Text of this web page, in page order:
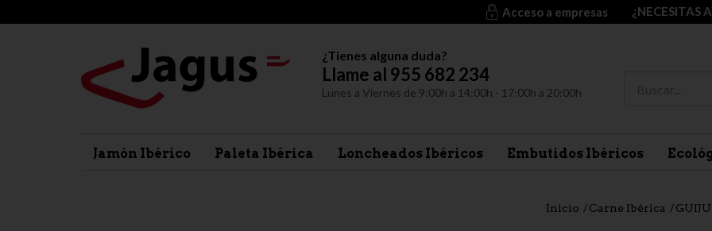
Acceso a empresas ¿NECESITAS
¿Tienes alguna duda?
Llame al 955 682 234
Lunes a Viernes de 9:00h a 14:00h - 17:00h a 20:00h
Jamón Ibérico Paleta Ibérica Loncheados Ibéricos Embutidos Ibéricos
Inicio Carne Ibérica